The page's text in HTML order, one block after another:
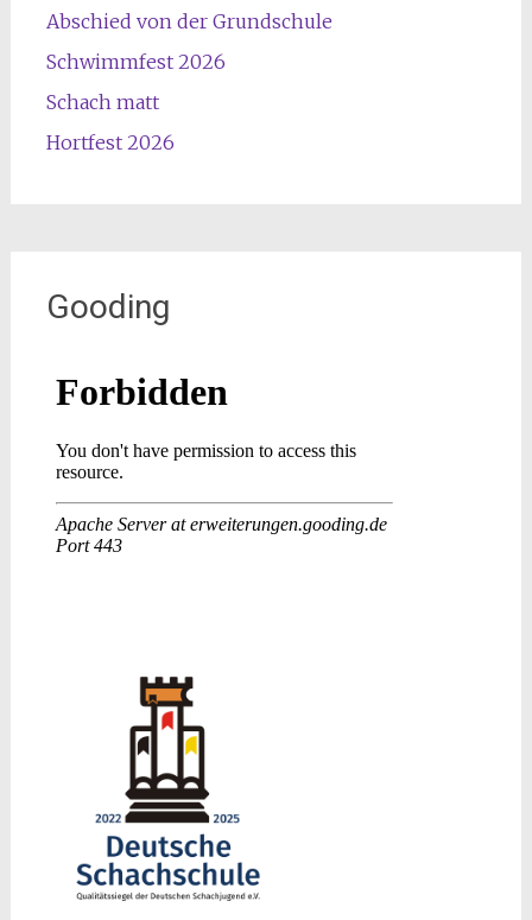
Abschied von der Grundschule
Schwimmfest 2026
Schach matt
Hortfest 2026
Gooding